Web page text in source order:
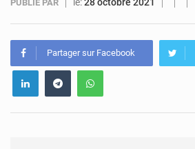
PUBLIÉ PAR
Partager sur Facebook